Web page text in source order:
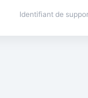
Identifiant de